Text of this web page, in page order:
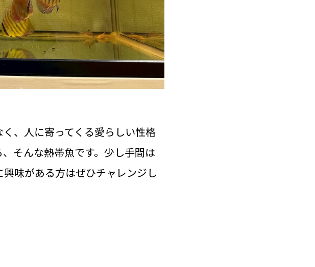
、人に寄ってくる愛らしい性格
そんな熱帯魚です。少し手間は
味がある方はぜひチャレンジし